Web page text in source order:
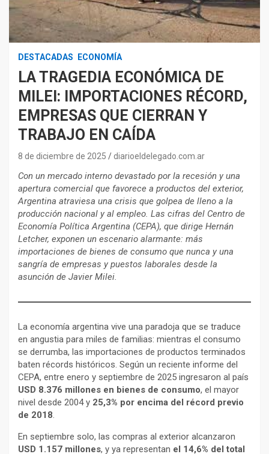
DESTACADAS ECONOMÍA
LA TRAGEDIA ECONÓMICA DE
MILEI: IMPORTACIONES RÉCORD,
EMPRESAS QUE CIERRAN Y
TRABAJO EN CAÍDA
8 de diciembre de 2025 diarioeldelegado.com.ar
Con un mercado interno devastado por la recesión y una
apertura comercial que favorece a productos del exterior,
Argentina atraviesa una crisis que golpea de lleno a la
producción nacional y al empleo. Las cifras del Centro de
Economía Política Argentina (CEPA), que dirige Hernán
Letcher, exponen un escenario alarmante: más
importaciones de bienes de consumo que nunca y una
sangría de empresas y puestos laborales desde la
asunción de Javier Milei.
La economía argentina vive una paradoja que se traduce
en angustia para miles de familias: mientras el consumo
se derrumba, las importaciones de productos terminados
baten récords históricos. Según un reciente informe del
CEPA, entre enero y septiembre de 2025 ingresaron al país
USD 8.376 millones en bienes de consumo, el mayor
nivel desde 2004 y 25,3% por encima del récord previo
de 2018.
En septiembre solo, las compras al exterior alcanzaron
USD 1.157 millones, y ya representan el 14,6% del total